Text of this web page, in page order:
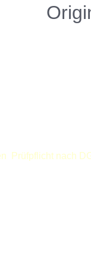
Prüfpflicht nach